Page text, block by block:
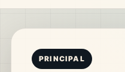
PRINCIPAL